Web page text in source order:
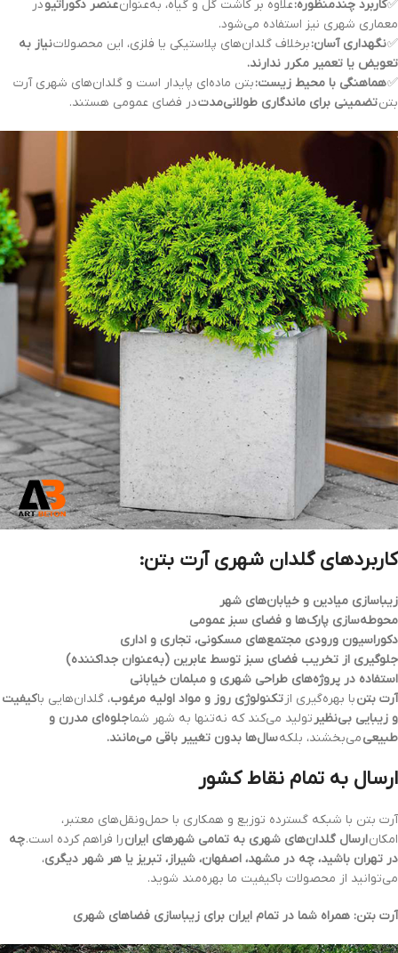
✅کاربرد چندمنظوره:علاوه بر کاشت گل و گیاه، به‌عنوانعنصر دکوراتیودر
معماری شهری نیز استفاده می‌شود.
✅نگهداری آسان:برخلاف گلدان‌های پلاستیکی یا فلزی، این محصولاتنیاز به
تعویض یا تعمیر مکرر ندارند.
✅هماهنگی با محیط زیست:بتن ماده‌ای پایدار است و گلدان‌های شهری آرت
بتنتضمینی برای ماندگاری طولانی‌مدتدر فضای عمومی هستند.
کاربردهای گلدان شهری آرت بتن:
زیباسازی میادین و خیابان‌های شهر
محوطه‌سازی پارک‌ها و فضای سبز عمومی
دکوراسیون ورودی مجتمع‌های مسکونی، تجاری و اداری
جلوگیری از تخریب فضای سبز توسط عابرین (به‌عنوان جداکننده)
استفاده در پروژه‌های طراحی شهری و مبلمان خیابانی
آرت بتنبا بهره‌گیری ازتکنولوژی روز و مواد اولیه مرغوب، گلدان‌هایی باکیفیت
و زیبایی بی‌نظیرتولید می‌کند که نه‌تنها به شهر شماجلوه‌ای مدرن و
طبیعیمی‌بخشند، بلکهسال‌ها بدون تغییر باقی می‌مانند.
ارسال به تمام نقاط کشور
آرت بتن با شبکه گسترده توزیع و همکاری با حمل‌ونقل‌های معتبر،
امکانارسال گلدان‌های شهری به تمامی شهرهای ایرانرا فراهم کرده است.چه
در تهران باشید، چه در مشهد، اصفهان، شیراز، تبریز یا هر شهر دیگری،
می‌توانید از محصولات باکیفیت ما بهره‌مند شوید.
آرت بتن: همراه شما در تمام ایران برای زیباسازی فضاهای شهری